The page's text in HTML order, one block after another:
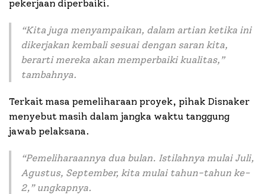
pekerjaan diperbaiki.
“Kita juga menyampaikan, dalam artian ketika ini
dikerjakan kembali sesuai dengan saran kita,
berarti mereka akan memperbaiki kualitas, ”
tambahnya.
Terkait masa pemeliharaan proyek, pihak Disnaker
menyebut masih dalam jangka waktu tanggung
jawab pelaksana.
“Pemeliharaannya dua bulan. Istilahnya mulai Juli,
Agustus, September, kita mulai tahun-tahun ke-
2,”ungkapnya.